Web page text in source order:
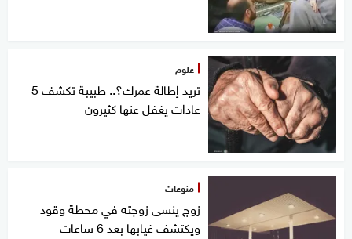
علوم
تريد إطالة عمرك؟.. طبيبة تكشف 5
عادات يغفل عنها كثيرون
منوعات
زوج ينسى زوجته في محطة وقود
ويكتشف غيابها بعد 6 ساعات